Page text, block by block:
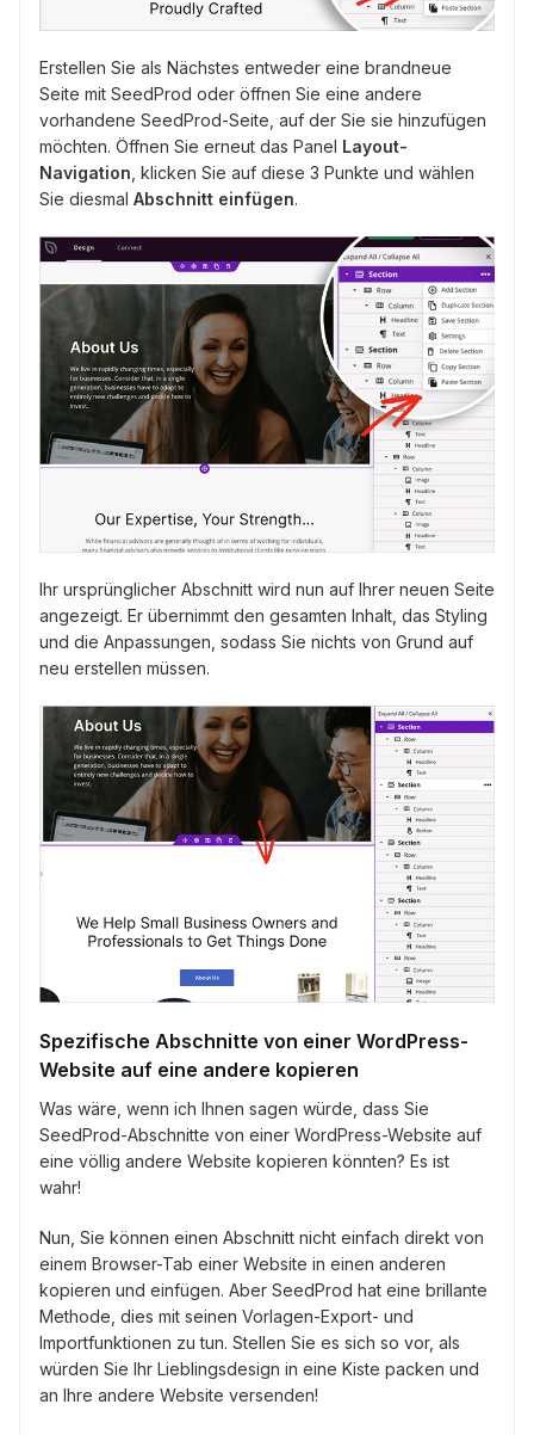
Erstellen Sie als Nächstes entweder eine brandneue
Seite mit SeedProd oder öffnen Sie eine andere
vorhandene SeedProd-Seite, auf der Sie sie hinzufügen
möchten. Öffnen Sie erneut das Panel Layout-
Navigation , klicken Sie auf diese 3 Punkte und wählen
Sie diesmal Abschnitt einfügen.
Ihr ursprünglicher Abschnitt wird nun auf Ihrer neuen Seite
angezeigt. Er übernimmt den gesamten Inhalt, das Styling
und die Anpassungen, sodass Sie nichts von Grund auf
neu erstellen müssen.
Spezifische Abschnitte von einer WordPress-
Website auf eine andere kopieren
Was wäre, wenn ich Ihnen sagen würde, dass Sie
SeedProd-Abschnitte von einer WordPress-Website auf
eine völlig andere Website kopieren könnten? Es ist
wahr!
Nun, Sie können einen Abschnitt nicht einfach direkt von
einem Browser-Tab einer Website in einen anderen
kopieren und einfügen. Aber SeedProd hat eine brillante
Methode, dies mit seinen Vorlagen-Export- und
Importfunktionen zu tun. Stellen Sie es sich so vor, als
würden Sie Ihr Lieblingsdesign in eine Kiste packen und
an Ihre andere Website versenden!